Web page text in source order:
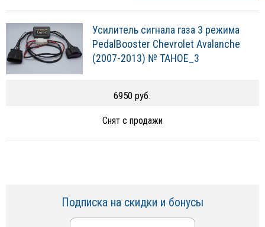
Усилитель сигнала газа 3 режима
PedalBooster Chevrolet Avalanche
(2007-2013) № TAHOE_3
6950 руб.
Снят с продажи
Подписка на скидки и бонусы